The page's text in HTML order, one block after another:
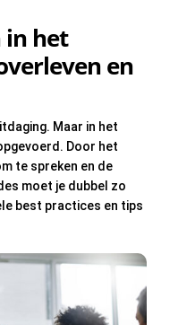
in het
en
Maar in het
Door het
te spreken en de
moet je dubbel zo
best practices en tips